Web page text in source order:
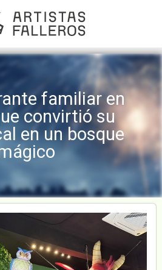
familiar en
convirtió su
en un bosque